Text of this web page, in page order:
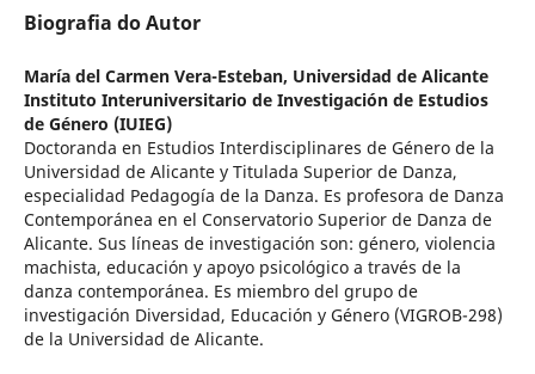
Biografia do Autor
María del Carmen Vera-Esteban, Universidad de Alicante
Instituto Interuniversitario de Investigación de Estudios
de Género (IUIEG)
Doctoranda en Estudios Interdisciplinares de Género de la
Universidad de Alicante y Titulada Superior de Danza,
especialidad Pedagogía de la Danza. Es profesora de Danza
Contemporánea en el Conservatorio Superior de Danza de
Alicante. Sus líneas de investigación son: género, violencia
machista, educación y apoyo psicológico a través de la
danza contemporánea. Es miembro del grupo de
investigación Diversidad, Educación y Género (VIGROB-298)
de la Universidad de Alicante.